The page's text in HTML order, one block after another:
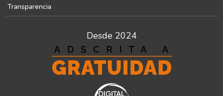
Transparencia
Desde 2024